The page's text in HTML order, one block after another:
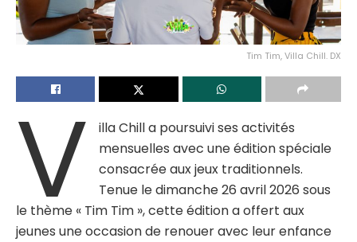
Tim Tim, Villa Chill. DX
V
illa Chill a poursuivi ses activités
mensuelles avec une édition spéciale
consacrée aux jeux traditionnels.
Tenue le dimanche 26 avril 2026 sous
le thème « Tim Tim », cette édition a offert aux
jeunes une occasion de renouer avec leur enfance